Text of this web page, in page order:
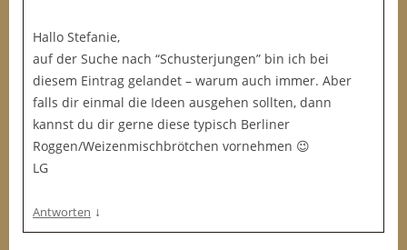
Hallo Stefanie,
auf der Suche nach “Schusterjungen” bin ich bei
diesem Eintrag gelandet – warum auch immer. Aber
falls dir einmal die Ideen ausgehen sollten, dann
kannst du dir gerne diese typisch Berliner
Roggen/Weizenmischbrötchen vornehmen 😉
LG
Antworten ↓